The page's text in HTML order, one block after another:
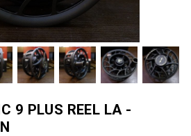
9 PLUS REEL LA -